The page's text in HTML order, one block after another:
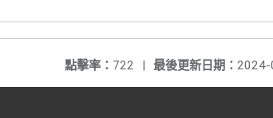
最後更新日期： 2024-
點擊率： 722 |